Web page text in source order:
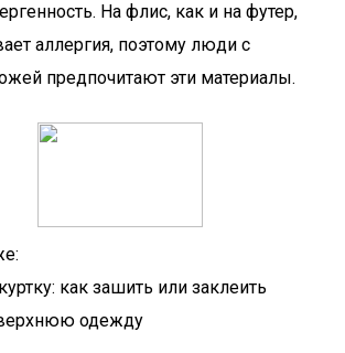
На флис, как и на футер,
аллергия, поэтому люди с
предпочитают эти материалы.
как зашить или заклеить
одежду